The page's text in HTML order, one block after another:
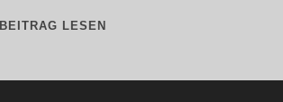
BEITRAG LESEN